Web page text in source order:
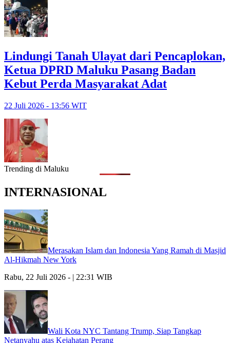
Lindungi Tanah Ulayat dari Pencaplokan,
Ketua DPRD Maluku Pasang Badan
Kebut Perda Masyarakat Adat
22 Juli 2026 - 13:56 WIT
Trending di Maluku
INTERNASIONAL
Merasakan Islam dan Indonesia Yang Ramah di Masjid
Al-Hikmah New York
Rabu, 22 Juli 2026 - | 22:31 WIB
Wali Kota NYC Tantang Trump, Siap Tangkap
Netanyahu atas Kejahatan Perang